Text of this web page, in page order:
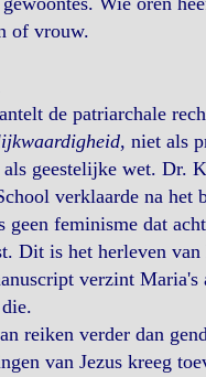
of vrouw.
de patriarchale
, niet als
geestelijke wet. Dr.
verklaarde na het
feminisme dat
Dit is het herleven
verzint Maria's
reiken verder dan
van Jezus kreeg